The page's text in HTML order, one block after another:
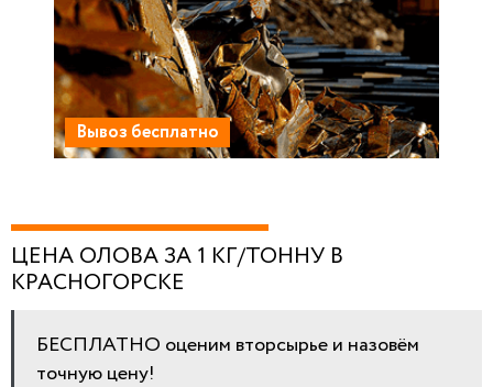
Вывоз бесплатно
ЦЕНА ОЛОВА ЗА 1 КГ/ТОННУ В
КРАСНОГОРСКЕ
БЕСПЛАТНО оценим вторсырье и назовём
точную цену!